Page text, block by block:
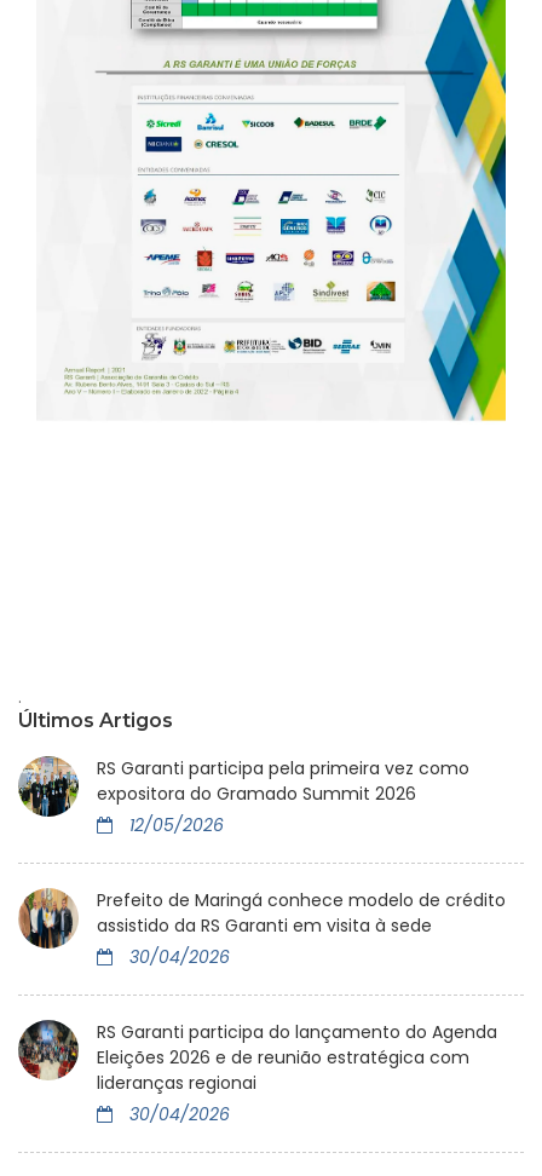
.
Últimos Artigos
RS Garanti participa pela primeira vez como
expositora do Gramado Summit 2026
12/05/2026
Prefeito de Maringá conhece modelo de crédito
assistido da RS Garanti em visita à sede
30/04/2026
RS Garanti participa do lançamento do Agenda
Eleições 2026 e de reunião estratégica com
lideranças regionai
30/04/2026